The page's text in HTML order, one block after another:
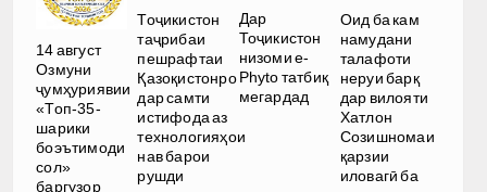
14 август
Озмуни
ҷумҳуриявии
«Топ-35-
шарики
боэътимоди
сол»
баргузор
Тоҷикистон
таҷрибаи
пешрафтаи
Қазоқистонро
дар самти
истифода аз
технологияҳои
нав барои
рушди
Дар
Тоҷикистон
низоми e-
Phyto татбиқ
мегардад
Оид ба кам
намудани
талафоти
неруи барқ
дар вилояти
Хатлон
Созишномаи
қарзии
иловагӣ ба